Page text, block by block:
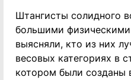
Штангисты солидного
большими
выясняли, кто из них
весовых категориях в
котором были созданы